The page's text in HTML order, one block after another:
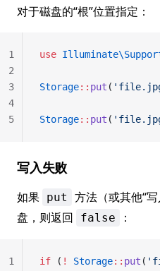
对于磁盘的“根”位置指定：
use
Storage:: put (
Storage:: put (
1
2
3
4
5
写入失败
如果 put
方法（或其他“
盘，则返回
false ：
if ( ! Storage:: put (
1